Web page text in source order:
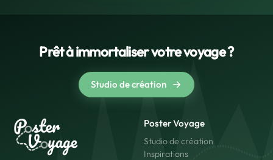
Prêt à immortaliser votre voyage ?
Studio de création
Poster Voyage
Studio de création
Inspirations